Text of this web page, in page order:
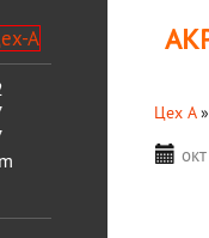
Цех А»